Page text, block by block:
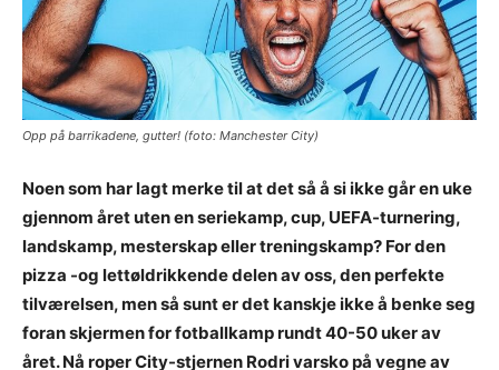
Opp på barrikadene, gutter! (foto: Manchester City)
Noen som har lagt merke til at det så å si ikke går en uke
gjennom året uten en seriekamp, cup, UEFA-turnering,
landskamp, mesterskap eller treningskamp? For den
pizza -og lettøldrikkende delen av oss, den perfekte
tilværelsen, men så sunt er det kanskje ikke å benke seg
foran skjermen for fotballkamp rundt 40-50 uker av
året.Nå roper City-stjernen Rodri varsko på vegne av